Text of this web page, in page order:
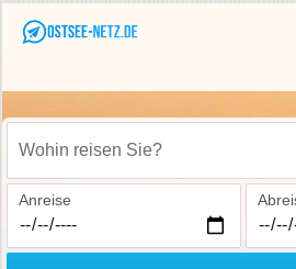
Wohin reisen Sie?
Anreise